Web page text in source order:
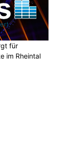
für
im Rheintal